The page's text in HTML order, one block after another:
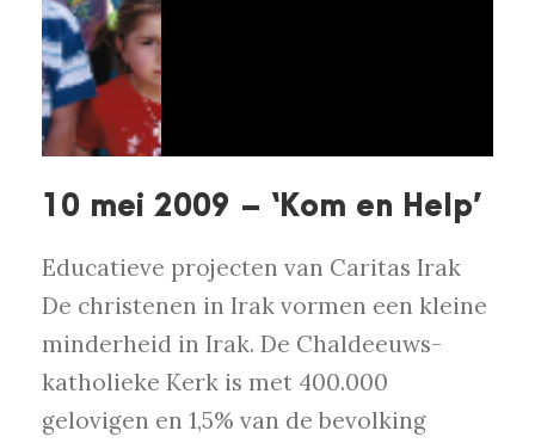
10 mei 2009 – ‘Kom en Help’
Educatieve projecten van Caritas Irak
De christenen in Irak vormen een kleine
minderheid in Irak. De Chaldeeuws-
katholieke Kerk is met 400.000
gelovigen en 1,5% van de bevolking